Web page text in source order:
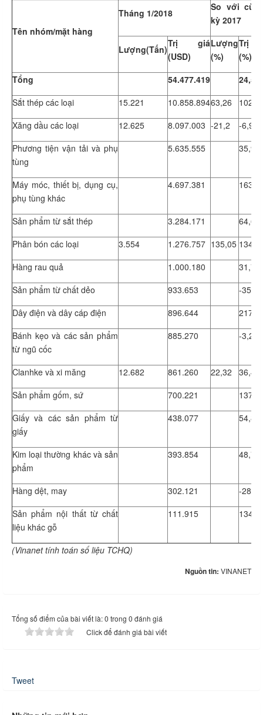
Tên nhóm/mặt hàng
Tháng 1/2018
So với
kỳ 2017
Lượng(Tấn)
Trị giá
(USD)
Lượng
(%)
Trị
(%)
Tổng
54.477.419
24,50
Sắt thép các loại
15.221 10.858.89463,26
Xăng dầu các loại
12.625 8.097.003 -21,2
-6,94
Phương tiện vận tải và phụ
tùng
5.635.555 35,96
Máy móc, thiết bị, dụng cụ,
phụ tùng khác
4.697.381
Sản phẩm từ sắt thép 3.284.171
64,6
Phân bón các loại
3.554 1.276.757 135,05
Hàng rau quả
1.000.180
31,75
Sản phẩm từ chất dẻo
933.653
-35,12
Dây điện và dây cáp điện
896.644
Bánh kẹo và các sản phẩm
từ ngũ cốc
885.270 -3,21
Clanhke và xi măng 12.682 861.260 22,32
36,42
Sản phẩm gốm, sứ
700.221
Giấy và các sản phẩm từ
giấy
438.077 54,8
Kim loại thường khác và sản
phẩm
393.854 48,73
Hàng dệt, may 302.121
-28,91
Sản phẩm nội thất từ chất
liệu khác gỗ
111.915 134
(Vinanet tính toán số liệu TCHQ)
Nguồn tin: VINANET
Tổng số điểm của bài viết là: 0 trong 0 đánh giá
Click để đánh giá bài viết
Tweet